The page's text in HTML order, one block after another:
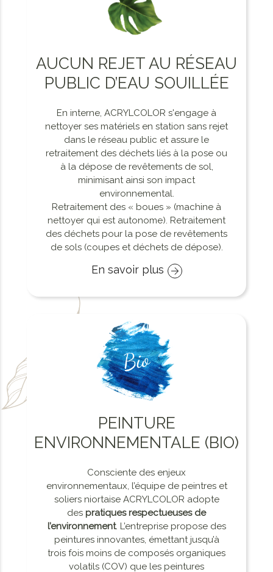
AUCUN REJET AU RÉSEAU
PUBLIC D’EAU SOUILLÉE
En interne, ACRYLCOLOR s'engage à
nettoyer ses matériels en station sans rejet
dans le réseau public et assure le
retraitement des déchets liés à la pose ou
à la dépose de revêtements de sol,
minimisant ainsi son impact
environnemental.
Retraitement des « boues » (machine à
nettoyer qui est autonome). Retraitement
des déchets pour la pose de revêtements
de sols (coupes et déchets de dépose).
En savoir plus
PEINTURE
ENVIRONNEMENTALE (BIO)
Consciente des enjeux
environnementaux, l’équipe de peintres et
soliers niortaise ACRYLCOLOR adopte
des pratiques respectueuses de
l’environnement. L’entreprise propose des
peintures innovantes, émettant jusqu’à
trois fois moins de composés organiques
volatils (COV) que les peintures